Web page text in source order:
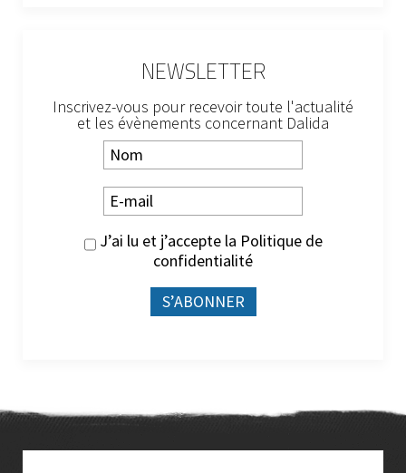
NEWSLETTER
Inscrivez-vous pour recevoir toute l'actualité
et les évènements concernant Dalida
J’ai lu et j’accepte la Politique de
confidentialité